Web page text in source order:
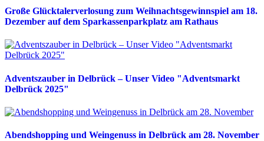
Große Glücktalerverlosung zum Weihnachtsgewinnspiel am 18.
Dezember auf dem Sparkassenparkplatz am Rathaus
Adventszauber in Delbrück – Unser Video "Adventsmarkt
Delbrück 2025"
Abendshopping und Weingenuss in Delbrück am 28. November